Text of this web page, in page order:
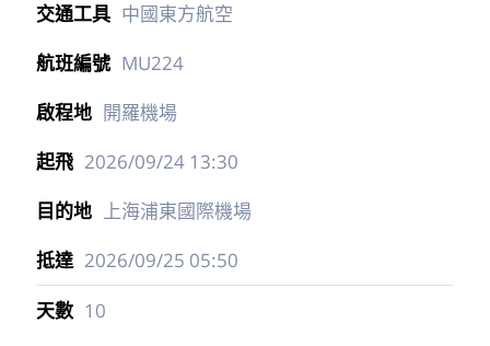
中國東方航空
MU224
開羅機場
2026/09/2413:30
上海浦東國際機場
2026/09/25 05:50
10